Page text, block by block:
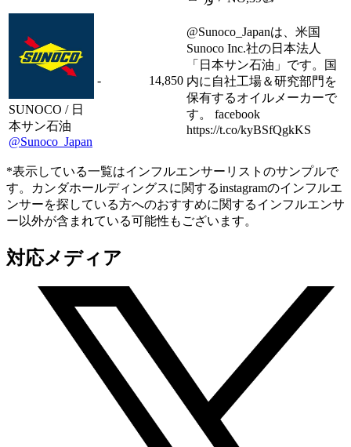
SUNOCO / 日
本サン石油
@Sunoco_Japan
- 14,850
@Sunoco_Japanは、米国
Sunoco Inc.社の日本法人
「日本サン石油」です。国
内に自社工場＆研究部門を
保有するオイルメーカーで
す。 facebook
https://t.co/kyBSfQgkKS
*表示している一覧はインフルエンサーリストのサンプルで
す。カンダホールディングスに関するinstagramのインフルエ
ンサーを探している方へのおすすめに関するインフルエンサ
ー以外が含まれている可能性もございます。
対応メディア